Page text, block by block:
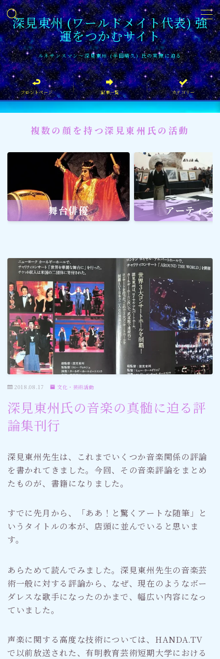
深見東州 (ワールドメイト代表) 強
運をつかむサイト
ルネサンスマン〜深見東州 (半田晴久) 氏の実像に迫る
MENU
フロントページ
記事一覧
イベント情報
企業家
文化・芸術活動
社会貢献 社会貢献
スポーツ
メディア・ネット
深見東州 (半田晴久)
ワールドメイト
神道・宗教
社会情勢
おすすめ記事
フロントページ 記事一覧 カテゴリー
複数の顔を持つ深見東州氏の活動
舞台俳優 アーティス
2018.08.17 文化・芸術活動
深見東州氏の音楽の真髄に迫る評
論集刊行
深見東州先生は、これまでいくつか音楽関係の評論
を書かれてきました。今回、その音楽評論をまとめ
たものが、書籍になりました。
すでに先月から、「ああ！と驚くアートな随筆」と
いうタイトルの本が、店頭に並んでいると思いま
す。
あらためて読んでみました。深見東州先生の音楽芸
術一般に対する評論から、なぜ、現在のようなボー
ダレスな歌手になったのかまで、幅広い内容になっ
ていました。
声楽に関する高度な技術については、HANDA.TV
で以前放送された、有明教育芸術短期大学における